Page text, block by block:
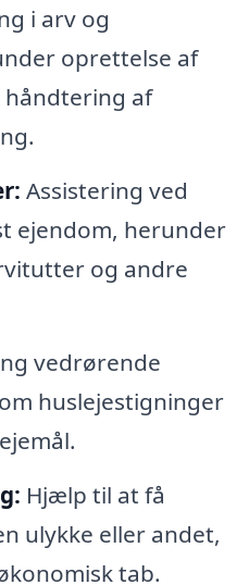
i arv og
oprettelse af
af
Assistering ved
ejendom, herunder
og andre
vedrørende
huslejestigninger
Hjælp til at få
ulykke eller andet,
tab.